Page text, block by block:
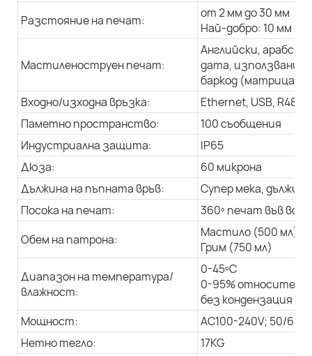
Разстояние на печат:
от 2 мм до 30 мм
Най-добро: 10 мм
Мастиленоструен печат:
Английски,
дата, използвани
баркод (матрица с
Входно/изходна връзка:
Ethernet, USB, R485
Паметно пространство:
100 съобщения
Индустриална защита:
IP65
Дюза:
60 микрона
Дължина на пъпната връв:
Супер мека,
Посока на печат:
360º печат във
Обем на патрона:
Мастило (500 мл)
Грим (750 мл)
Диапазон на температура/
влажност:
0-45ºC
0-95%
без кондензация
Мощност:
AC100-240V; 50/
Нетно тегло:
17KG